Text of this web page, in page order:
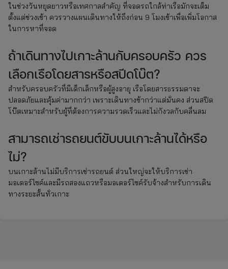
ในช่วงวันหยุดยาวหรือเทศกาลสำคัญ ที่จอดรถใกล้ท่าเรือมักจะเต็ม
ตั้งแต่ช่วงเช้า ควรวางแผนเดินทางให้ถึงก่อน 9 โมงเช้าเพื่อเพิ่มโอกาส
ในการหาที่จอด
ถ้าเดินทางไปเกาะล้านกับครอบครัว ควร
เลือกเรือโดยสารหรือสปีดโบ๊ต?
สำหรับครอบครัวที่มีเด็กเล็กหรือผู้สูงอายุ เรือโดยสารธรรมดาจะ
ปลอดภัยและคุ้มค่ามากกว่า เพราะเดินทางช้ากว่าแต่มั่นคง ส่วนสปีด
โบ๊ตเหมาะสำหรับผู้ที่ต้องการความรวดเร็วและไม่กังวลกับคลื่นลม
สามารถเช่ารถยนต์ขับบนเกาะล้านได้หรือ
ไม่?
บนเกาะล้านไม่มีบริการเช่ารถยนต์ ส่วนใหญ่จะให้บริการเช่า
มอเตอร์ไซค์และมีรถสองแถวหรือมอเตอร์ไซค์รับจ้างสำหรับการเดิน
ทางระยะสั้นทั่วเกาะ